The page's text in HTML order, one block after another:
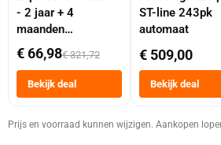
- 2 jaar + 4
maanden
abonnement
€ 66,98€ 321,72
Bekijk deal
ST-line 243pk
automaat
€ 509,00
Bekijk deal
Prijs en voorraad kunnen wijzigen. Aankopen